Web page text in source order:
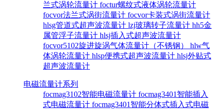
兰式涡轮流量计 foctur螺纹式液体涡轮流量计
focvor法兰式涡街流量计 focvor卡装式涡街流量计
hlsg管道式超声波流量计 lzj玻璃转子流量计 hh5金
属管浮子流量计 hlsj插入式超声波流量计
focvor5102旋进旋涡气体流量计（不锈钢） hlw气
体涡轮流量计 hlsp便携式超声波流量计 hlsj外贴式
超声波流量计
电磁流量计系列
focmag3102智能电磁流量计 focmag3401智能插入
式电磁流量计 focmag3401智能分体式插入式电磁